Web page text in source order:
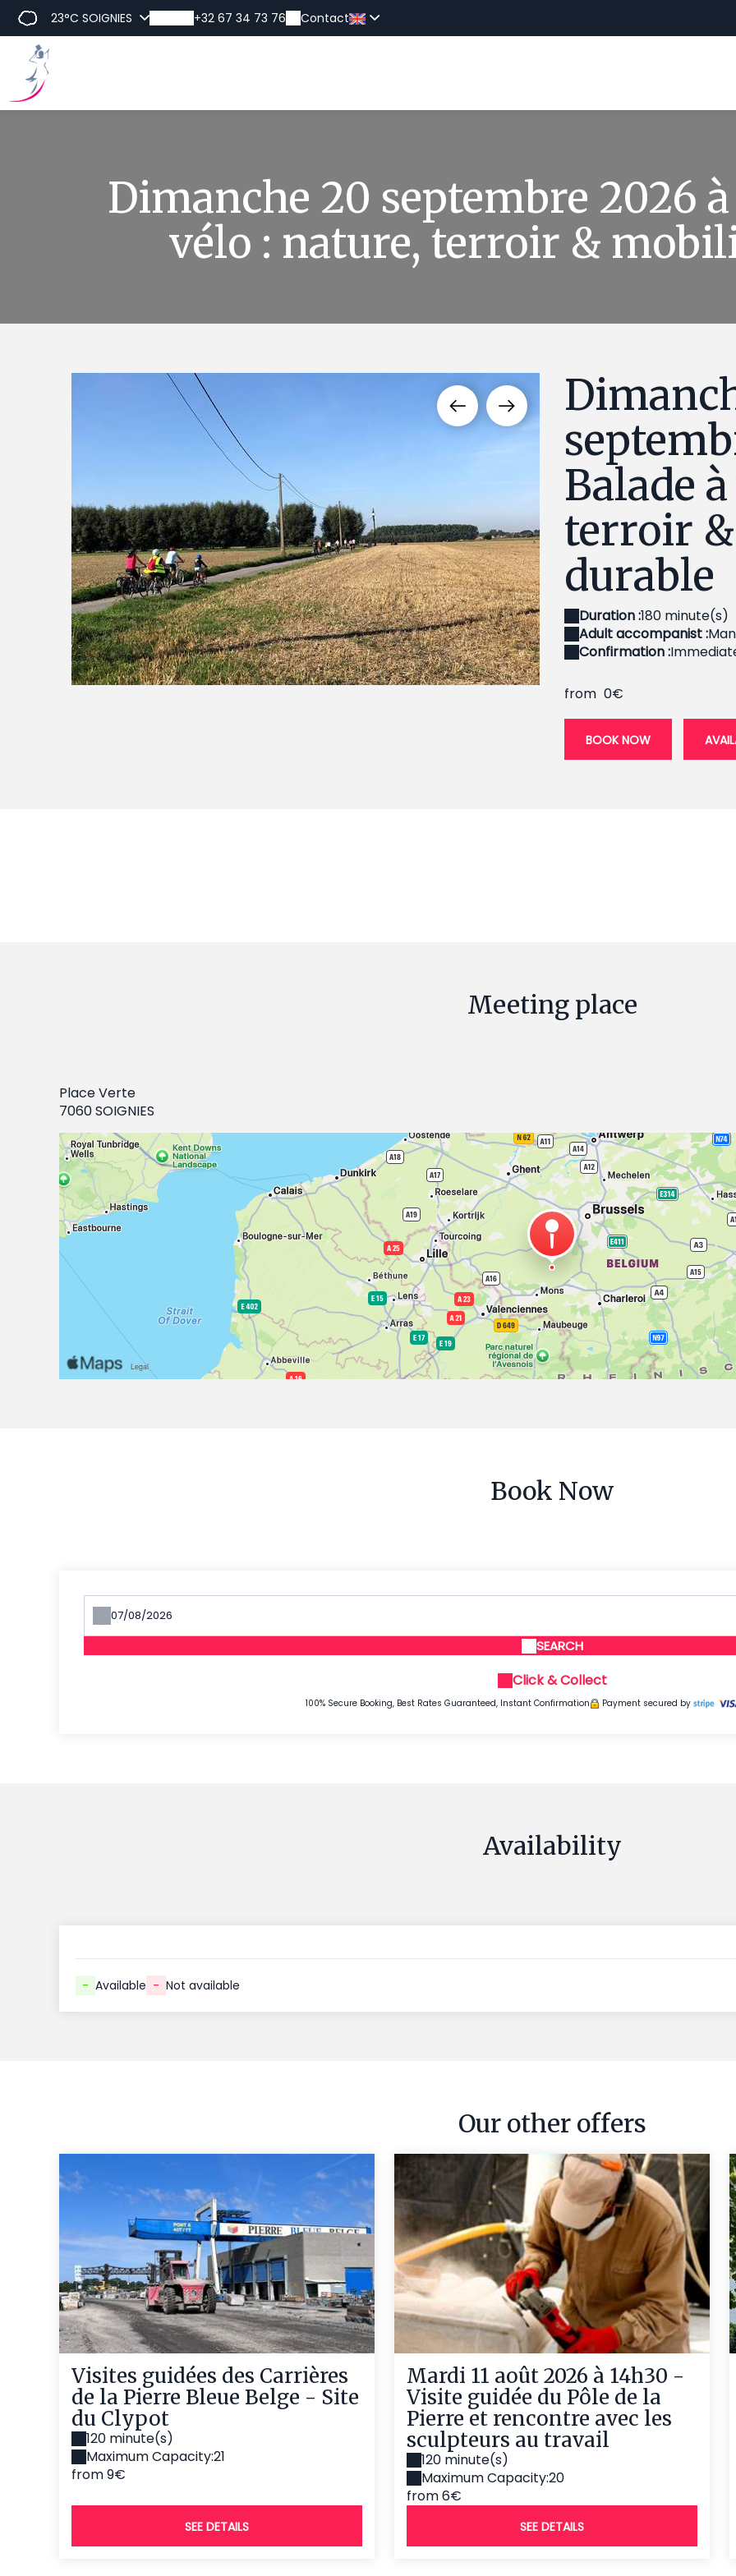
23°C SOIGNIES +32 67 34 73 76 Contact
Dimanche 20 septembre 2026
vélo : nature, terroir &
20.09.2026 - Balade à vélo Semaine de la Mobilité 1
Balade
terroir
durable
Duration :180 minute(s)
Adult accompanist :
Confirmation :
from 0€
BOOK NOW
Meeting place
Place Verte
7060 SOIGNIES
Book Now
SEARCH
Click & Collect
100% Secure Booking, Best Rates Guaranteed, Instant Confirmation Payment secured by
Availability
- Available - Not available
Our other offers
Visites guidées des Carrières
de la Pierre Bleue Belge - Site
du Clypot
120 minute(s)
Maximum Capacity:21
from 9€
SEE DETAILS
Mardi 11 août 2026 à 14h30 -
Visite guidée du Pôle de la
Pierre et rencontre avec les
sculpteurs au travail
120 minute(s)
Maximum Capacity:20
from 6€
SEE DETAILS